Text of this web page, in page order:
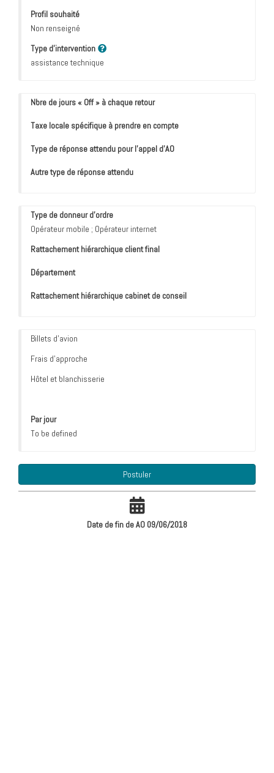
Profil souhaité
Non renseigné
Type d'intervention
assistance technique
Nbre de jours « Off » à chaque retour
Taxe locale spécifique à prendre en compte
Type de réponse attendu pour l’appel d’AO
Autre type de réponse attendu
Type de donneur d'ordre
Opérateur mobile ; Opérateur internet
Rattachement hiérarchique client final
Département
Rattachement hiérarchique cabinet de conseil
Billets d'avion
Frais d'approche
Hôtel et blanchisserie
Par jour
To be defined
Postuler
Date de fin de AO 09/06/2018